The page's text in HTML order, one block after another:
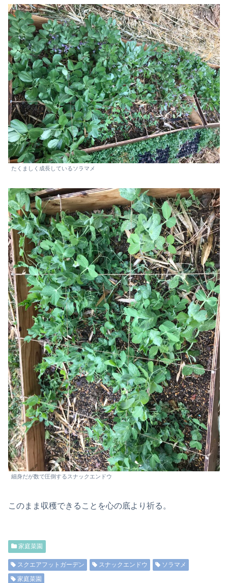
たくましく成長しているソラマメ
細身だが数で圧倒するスナックエンドウ
このまま収穫できることを心の底より祈る。
家庭菜園
スクエアフットガーデン スナックエンドウ
ソラマメ
家庭菜園